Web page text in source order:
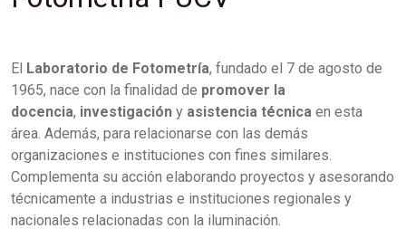
El Laboratorio de Fotometría, fundado el 7 de agosto de
1965, nace con la finalidad de promover la
docencia, investigación y asistencia técnica en esta
área. Además, para relacionarse con las demás
organizaciones e instituciones con fines similares.
Complementa su acción elaborando proyectos y asesorando
técnicamente a industrias e instituciones regionales y
nacionales relacionadas con la iluminación.